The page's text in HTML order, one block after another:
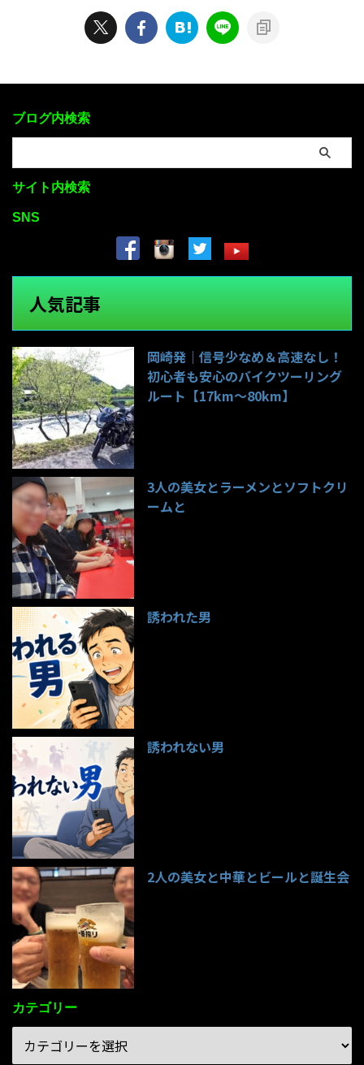
ブログ内検索
サイト内検索
SNS
人気記事
岡崎発｜信号少なめ＆高速なし！
初心者も安心のバイクツーリング
ルート【17km〜80km】
3人の美女とラーメンとソフトクリ
ームと
誘われた男
誘われない男
2人の美女と中華とビールと誕生会
カテゴリー